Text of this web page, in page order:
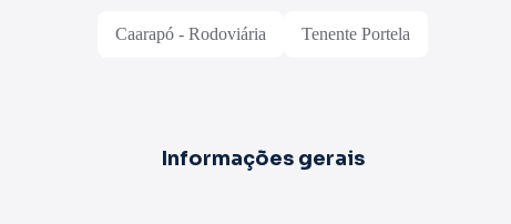
Caarapó - Rodoviária Tenente Portela
Informações gerais